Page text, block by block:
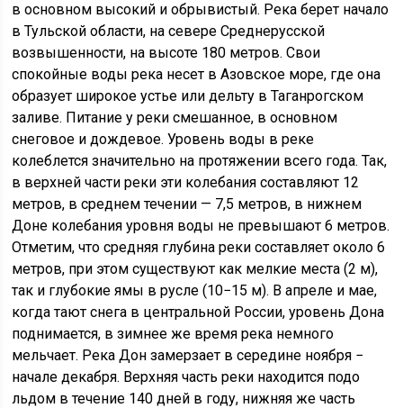
в основном высокий и обрывистый. Река берет начало
в Тульской области, на севере Среднерусской
возвышенности, на высоте 180 метров. Свои
спокойные воды река несет в Азовское море, где она
образует широкое устье или дельту в Таганрогском
заливе. Питание у реки смешанное, в основном
снеговое и дождевое. Уровень воды в реке
колеблется значительно на протяжении всего года. Так,
в верхней части реки эти колебания составляют 12
метров, в среднем течении — 7,5 метров, в нижнем
Доне колебания уровня воды не превышают 6 метров.
Отметим, что средняя глубина реки составляет около 6
метров, при этом существуют как мелкие места (2 м),
так и глубокие ямы в русле (10−15 м). В апреле и мае,
когда тают снега в центральной России, уровень Дона
поднимается, в зимнее же время река немного
мельчает. Река Дон замерзает в середине ноября −
начале декабря. Верхняя часть реки находится подо
льдом в течение 140 дней в году, нижняя же часть